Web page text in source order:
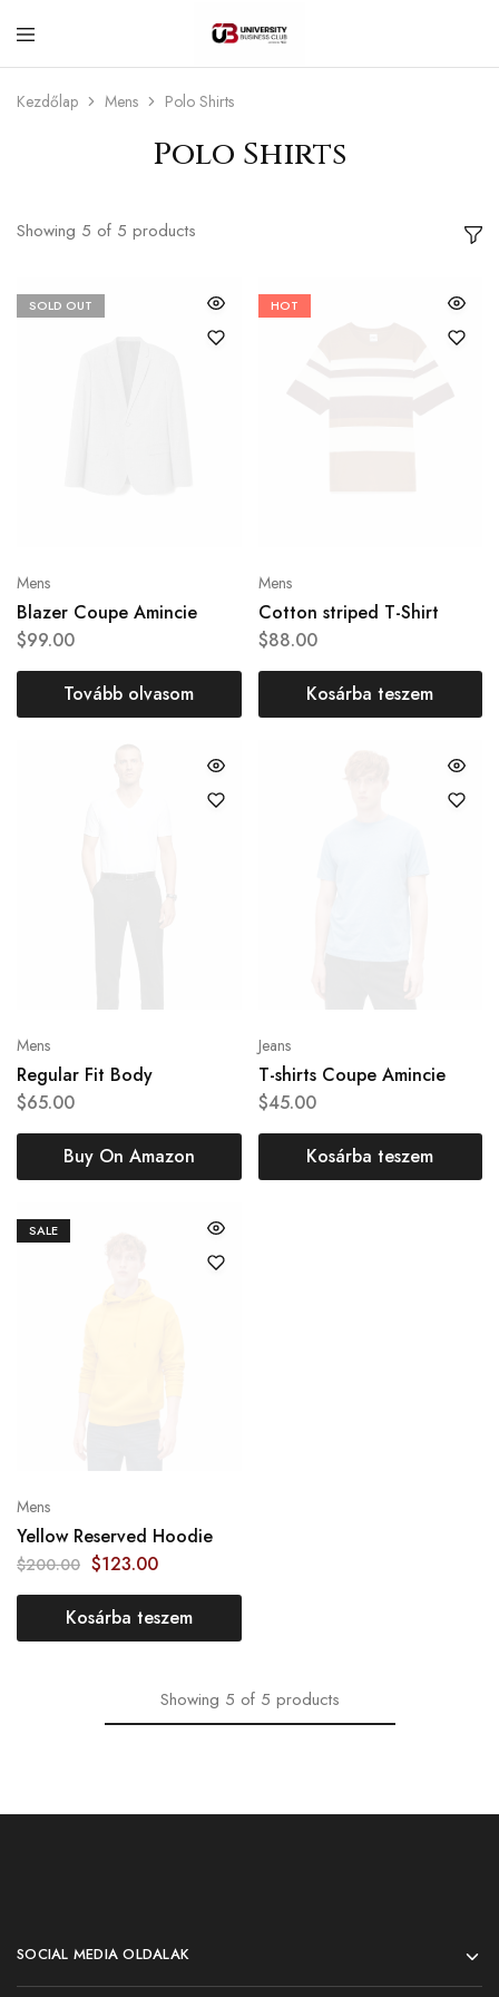
University
Business
Club
Corvinus
Kezdőlap Mens Polo Shirts
Polo Shirts
Showing 5 of 5 products
SOLD OUT
Mens
Blazer Coupe Amincie
$99.00
Tovább olvasom
HOT
Mens
Cotton striped T-Shirt
$88.00
Kosárba teszem
Mens
Regular Fit Body
$65.00
Buy On Amazon
Jeans
T-shirts Coupe Amincie
$45.00
Kosárba teszem
SALE
Mens
Yellow Reserved Hoodie
$200.00 $123.00
Kosárba teszem
Showing 5 of 5 products
SOCIAL MEDIA OLDALAK